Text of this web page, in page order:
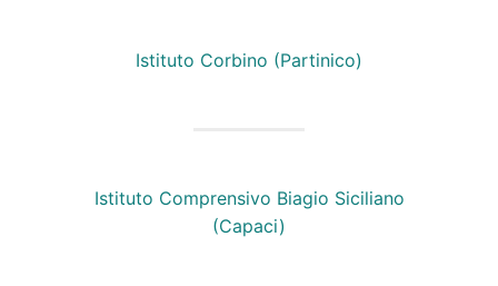
Istituto Corbino (Partinico)
Istituto Comprensivo Biagio Siciliano
(Capaci)